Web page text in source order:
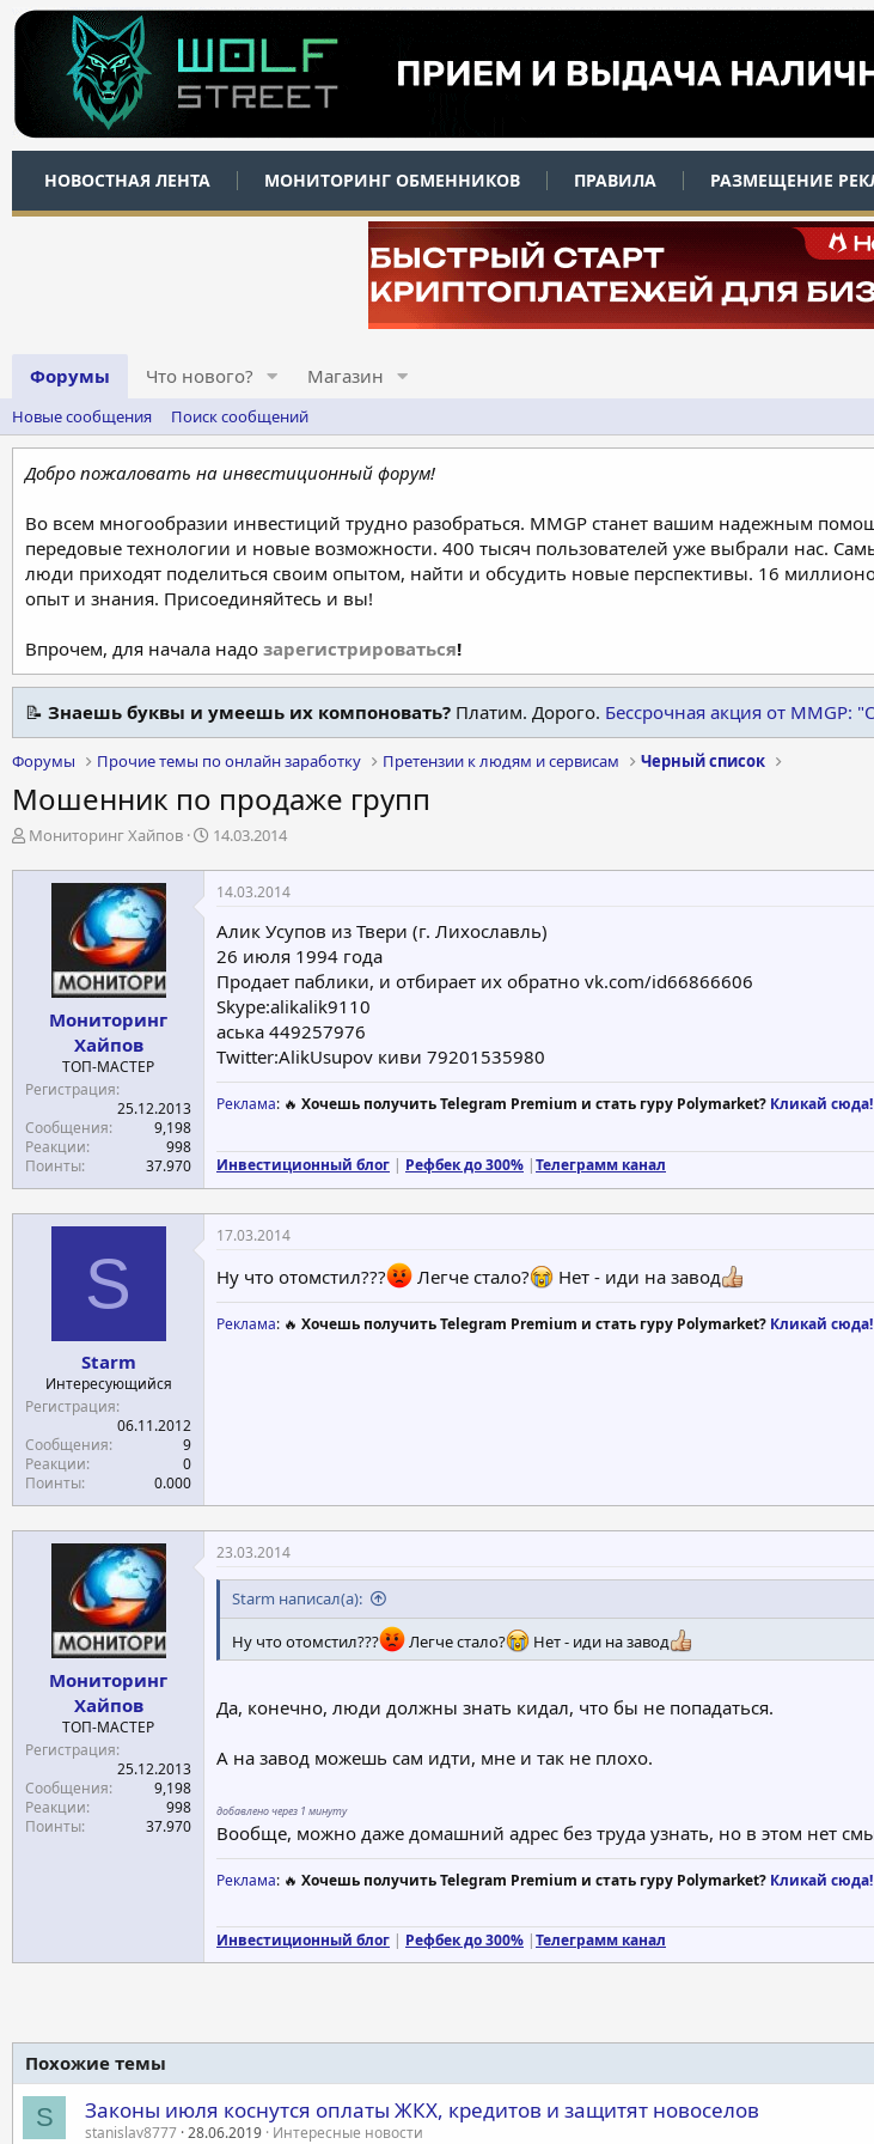
НОВОСТНАЯ ЛЕНТА МОНИТОРИНГ ОБМЕННИКОВ ПРАВИЛА РАЗМЕЩЕНИЕ
Форумы Что нового? Магазин
Новые сообщения Поиск сообщений
Добро пожаловать на инвестиционный форум!
Во всем многообразии инвестиций трудно разобраться. MMGP станет вашим надежным
передовые технологии и новые возможности. 400 тысяч пользователей уже выбрали нас.
люди приходят поделиться своим опытом, найти и обсудить новые перспективы. 16
опыт и знания. Присоединяйтесь и вы!
Впрочем, для начала надо зарегистрироваться!
📝 Знаешь буквы и умеешь их компоновать? Платим. Дорого. Бессрочная акция от
Форумы Прочие темы по онлайн заработку Претензии к людям и сервисам Черный список
Мошенник по продаже групп
А
т
Мониторинг Хайпов
Д
т
а
ч
а
л
а
14.03.2014
Мониторинг
Хайпов
ТОП-МАСТЕР
Регистрация
25.12.2013
Сообщения
9,198
Реакции
998
Поинты
37.970
14.03.2014
Алик Усупов из Твери (г. Лихославль)
26 июля 1994 года
Продает паблики, и отбирает их обратно vk.com/id66866606
Skype:alikalik9110
аська 449257976
Twitter:AlikUsupov киви 79201535980
Реклама: 🔥 Хочешь получить Telegram Premium и стать гуру Polymarket? Кликай сюда!
Инвестиционный блог | Рефбек до 300% |Телеграмм канал
S
Starm
Интересующийся
Регистрация
06.11.2012
Сообщения
9
Реакции
0
Поинты
0.000
17.03.2014
Ну что отомстил??? Легче стало? Нет - иди на завод
Реклама: 🔥 Хочешь получить Telegram Premium и стать гуру Polymarket? Кликай сюда!
Мониторинг
Хайпов
ТОП-МАСТЕР
Регистрация
25.12.2013
Сообщения
9,198
Реакции
998
Поинты
37.970
23.03.2014
Starm написал(а):
Ну что отомстил???
Легче стало? Нет - иди на завод
Да, конечно, люди должны знать кидал, что бы не попадаться.
А на завод можешь сам идти, мне и так не плохо.
добавлено через 1 минуту
Вообще, можно даже домашний адрес без труда узнать, но в этом нет
Реклама: 🔥 Хочешь получить Telegram Premium и стать гуру Polymarket? Кликай сюда!
Инвестиционный блог | Рефбек до 300% |Телеграмм канал
Похожие темы
S Законы июля коснутся оплаты ЖКХ, кредитов и защитят новоселов
stanislav8777 28.06.2019 Интересные новости